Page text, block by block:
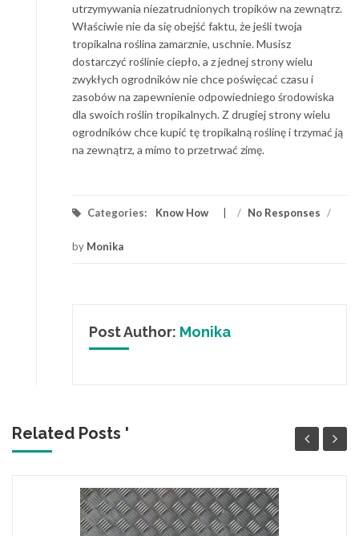
utrzymywania niezatrudnionych tropików na zewnątrz.
Właściwie nie da się obejść faktu, że jeśli twoja
tropikalna roślina zamarznie, uschnie. Musisz
dostarczyć roślinie ciepło, a z jednej strony wielu
zwykłych ogrodników nie chce poświęcać czasu i
zasobów na zapewnienie odpowiedniego środowiska
dla swoich roślin tropikalnych. Z drugiej strony wielu
ogrodników chce kupić tę tropikalną roślinę i trzymać ją
na zewnątrz, a mimo to przetrwać zimę.
Categories: Know How / No Responses /
by Monika
Post Author: Monika
Related Posts '